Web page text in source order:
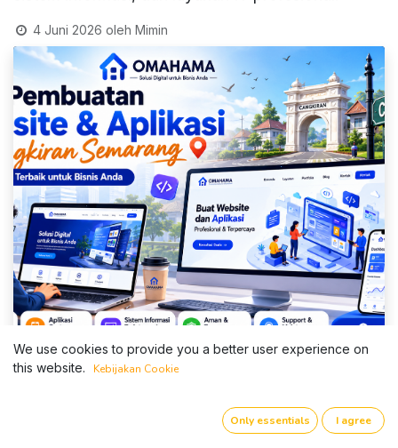
4 Juni 2026 oleh Mimin
Cangkiran Semarang untuk Mendukung
We use cookies to provide you a better user experience on
this website.
Kebijakan Cookie
Only essentials I agree